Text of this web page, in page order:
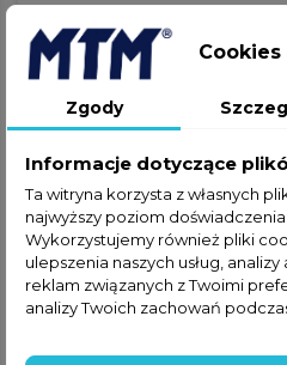
wieloletniego
liderem na rynku urządzeń
przemysłowych. Dzięki
technologicznemu oraz
produkty
są nie
warunki eksploatacyjne.
to inwestycja w przyszłość
technologie zapewniają
długowieczność pozwala
eksploatacji i
oferuje kompleksowe
serwisowe, gwarantując
na potrzeby oraz fachowe
etapie użytkowania. To
Cookies
Zgody
Informacje dotyczące
Ta witryna korzysta z własnych
najwyższy poziom doświadczenia
Wykorzystujemy również pliki
ulepszenia naszych usług,
reklam związanych z Twoimi
analizy Twoich zachowań